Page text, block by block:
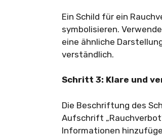
Ein Schild für ein
symbolisieren.
eine ähnliche
verständlich.
Schritt 3: Klare und
Die Beschriftung des
Aufschrift
Informationen